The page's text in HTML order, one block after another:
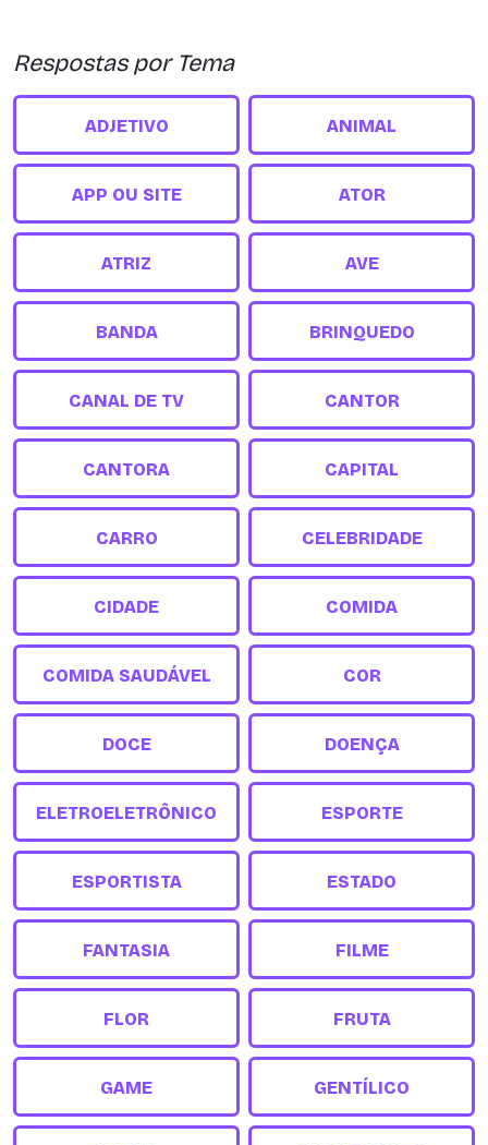
Respostas por Tema
ADJETIVO ANIMAL
APP OU SITE ATOR
ATRIZ AVE
BANDA BRINQUEDO
CANAL DE TV CANTOR
CANTORA CAPITAL
CARRO CELEBRIDADE
CIDADE COMIDA
COMIDA SAUDÁVEL COR
DOCE DOENÇA
ELETROELETRÔNICO ESPORTE
ESPORTISTA ESTADO
FANTASIA FILME
FLOR FRUTA
GAME GENTÍLICO